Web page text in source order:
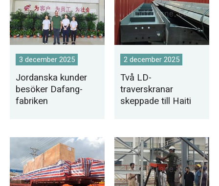
3 december 2025
Jordanska kunder
besöker Dafang-
fabriken
2 december 2025
Två LD-
traverskranar
skeppade till Haiti